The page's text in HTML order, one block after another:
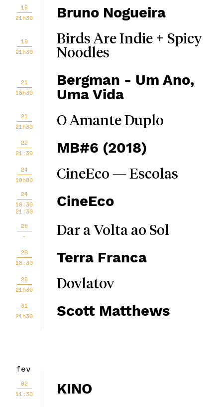
18
21h30
Bruno Nogueira
19
21h30
Birds Are Indie + Spicy
Noodles
21
18h30
Bergman - Um Ano,
Uma Vida
21
21h30
O Amante Duplo
22
21:30
MB#6 (2018)
24
10h00
CineEco — Escolas
24
18:30
21:30
CineEco
25
-
Dar a Volta ao Sol
28
18:30
Terra Franca
28
21h30
Dovlatov
31
21h30
Scott Matthews
fev
02
11:30
KINO